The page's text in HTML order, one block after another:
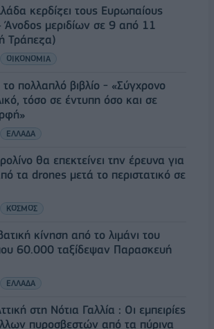
κερδίζει τους Ευρωπαίους
Άνοδος μεριδίων σε 9 από 11
Τράπεζα)
ΟΙΚΟΝΟΜΙΑ
πολλαπλό βιβλίο - «Σύγχρονο
τόσο σε έντυπη όσο και σε
ΕΛΛΑΔΑ
θα επεκτείνει την έρευνα για
τα drones μετά το περιστατικό σε
ΚΟΣΜΟΣ
κίνηση από το λιμάνι του
60.000 ταξίδεψαν Παρασκευή
ΕΛΛΑΔΑ
στη Νότια Γαλλία : Οι εμπειρίες
πυροσβεστών από τα πύρινα